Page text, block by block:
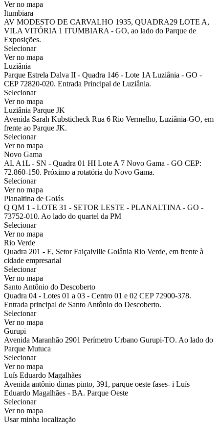
Ver no mapa
Itumbiara
AV MODESTO DE CARVALHO 1935, QUADRA29 LOTE A,
VILA VITÓRIA 1 ITUMBIARA - GO, ao lado do Parque de
Exposições.
Selecionar
Ver no mapa
Luziânia
Parque Estrela Dalva II - Quadra 146 - Lote 1A Luziânia - GO -
CEP 72820-020. Entrada Principal de Luziânia.
Selecionar
Ver no mapa
Luziânia Parque JK
Avenida Sarah Kubsticheck Rua 6 Rio Vermelho, Luziânia-GO, em
frente ao Parque JK.
Selecionar
Ver no mapa
Novo Gama
AL A1L - SN - Quadra 01 HI Lote A 7 Novo Gama - GO CEP:
72.860-150. Próximo a rotatória do Novo Gama.
Selecionar
Ver no mapa
Planaltina de Goiás
Q QM 1 - LOTE 31 - SETOR LESTE - PLANALTINA - GO -
73752-010. Ao lado do quartel da PM
Selecionar
Ver no mapa
Rio Verde
Quadra 201 - E, Setor Faiçalville Goiânia Rio Verde, em frente à
cidade empresarial
Selecionar
Ver no mapa
Santo Antônio do Descoberto
Quadra 04 - Lotes 01 a 03 - Centro 01 e 02 CEP 72900-378.
Entrada principal de Santo Antônio do Descoberto.
Selecionar
Ver no mapa
Gurupi
Avenida Maranhão 2901 Perímetro Urbano Gurupi-TO. Ao lado do
Parque Mutuca
Selecionar
Ver no mapa
Luís Eduardo Magalhães
Avenida antônio dimas pinto, 391, parque oeste fases- i Luís
Eduardo Magalhães - BA. Parque Oeste
Selecionar
Ver no mapa
Usar minha localização